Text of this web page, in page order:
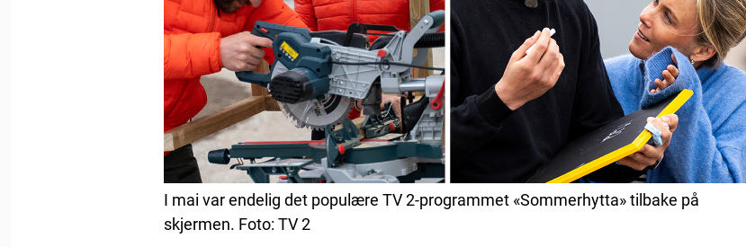
I mai var endelig det populære TV 2-programmet «Sommerhytta» tilbake på
skjermen. Foto: TV 2